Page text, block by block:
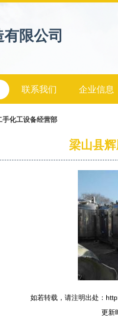
限公司
联系我们 企业信息
手化工设备经营部
梁山县
如若转载，请注明出处：
更新